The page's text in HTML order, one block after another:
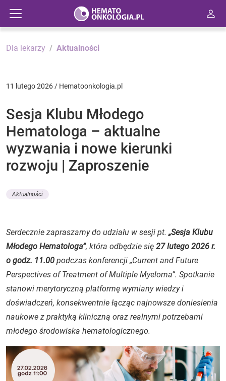
Dla lekarzy Aktualności
11 lutego 2026 / Hematoonkologia.pl
Sesja Klubu Młodego
Hematologa – aktualne
wyzwania i nowe kierunki
rozwoju | Zaproszenie
Aktualności
Serdecznie zapraszamy do udziału w sesji pt. „Sesja Klubu
Młodego Hematologa”, która odbędzie się 27 lutego 2026 r.
o godz. 11.00 podczas konferencji „Current and Future
Perspectives of Treatment of Multiple Myeloma”. Spotkanie
stanowi merytoryczną platformę wymiany wiedzy i
doświadczeń, konsekwentnie łącząc najnowsze doniesienia
naukowe z praktyką kliniczną oraz realnymi potrzebami
młodego środowiska hematologicznego.